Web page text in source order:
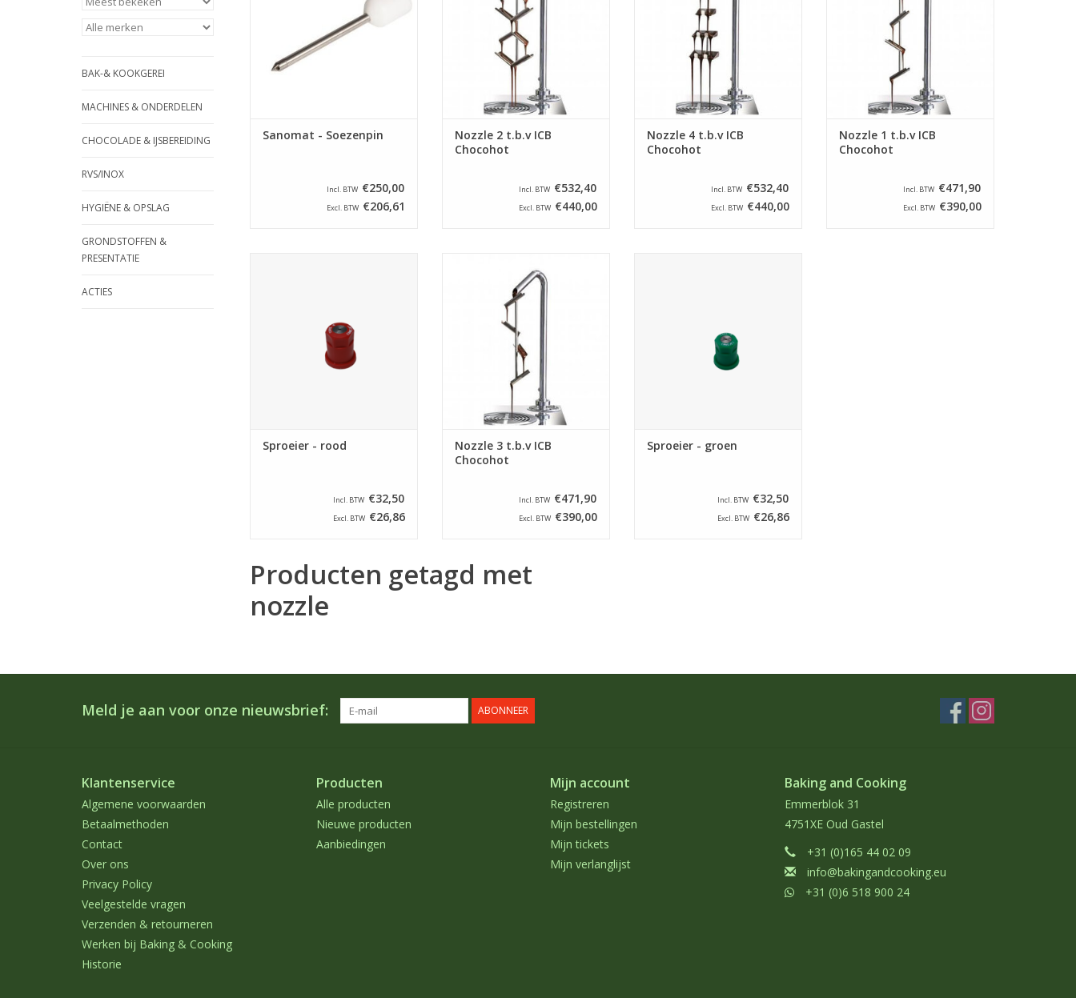
BAK-& KOOKGEREI
MACHINES & ONDERDELEN
CHOCOLADE & IJSBEREIDING
RVS/INOX
HYGIËNE & OPSLAG
GRONDSTOFFEN &
PRESENTATIE
ACTIES
Sanomat - Soezenpin
Incl. BTW €250,00
Excl. BTW €206,61
Nozzle 2 t.b.v ICB
Chocohot
Incl. BTW €532,40
Excl. BTW €440,00
Nozzle 4 t.b.v ICB
Chocohot
Incl. BTW €532,40
Excl. BTW €440,00
Nozzle 1 t.b.v ICB
Chocohot
Incl. BTW €471,90
Excl. BTW €390,00
Sproeier - rood
Incl. BTW €32,50
Excl. BTW €26,86
chocolade dispenser
TOEVOEGEN AAN WINKELWAGEN
Nozzle 3 t.b.v ICB
Chocohot
Incl. BTW €471,90
Excl. BTW €390,00
Sproeier - groen
Incl. BTW €32,50
Excl. BTW €26,86
Producten getagd met
nozzle
Meld je aan voor onze nieuwsbrief: ABONNEER
Klantenservice
Algemene voorwaarden
Betaalmethoden
Contact
Over ons
Privacy Policy
Veelgestelde vragen
Verzenden & retourneren
Werken bij Baking & Cooking
Historie
Producten
Alle producten
Nieuwe producten
Aanbiedingen
Mijn account
Registreren
Mijn bestellingen
Mijn tickets
Mijn verlanglijst
Baking and Cooking
Emmerblok 31
4751XE Oud Gastel
+31 (0)165 44 02 09
info@bakingandcooking.eu
+31 (0)6 518 900 24